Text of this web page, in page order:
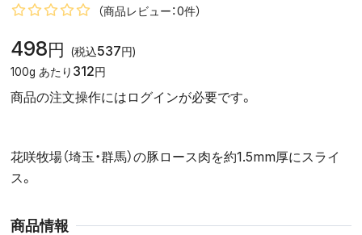
（商品レビュー：0件）
498円 (税込537円)
100g あたり 312円
商品の注文操作にはログインが必要です。
花咲牧場（埼玉・群馬）の豚ロース肉を約1.5mm厚にスライ
ス。
商品情報